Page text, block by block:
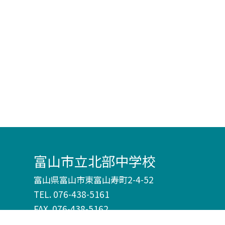
富山市立北部中学校
富山県富山市東富山寿町2-4-52
TEL. 076-438-5161
FAX. 076-438-5162